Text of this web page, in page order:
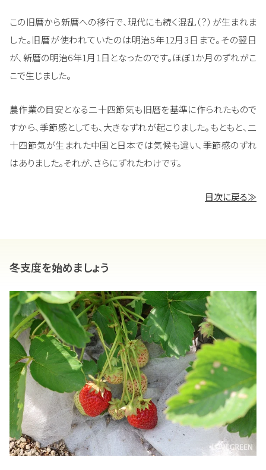
この旧暦から新暦への移行で、現代にも続く混乱（？）が生まれま
した。旧暦が使われていたのは明治5年12月3日まで。その翌日
が、新暦の明治6年1月1日となったのです。ほぼ1か月のずれがこ
こで生じました。
農作業の目安となる二十四節気も旧暦を基準に作られたもので
すから、季節感としても、大きなずれが起こりました。もともと、二
十四節気が生まれた中国と日本では気候も違い、季節感のずれ
はありました。それが、さらにずれたわけです。
目次に戻る≫
冬支度を始めましょう